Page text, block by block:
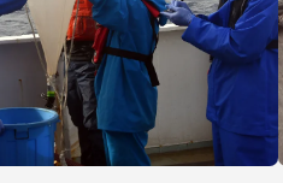
卒業
アン